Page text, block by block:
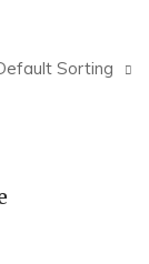
Sorting